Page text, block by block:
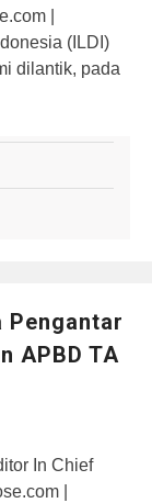
|
(ILDI)
dilantik, pada
Pengantar
APBD TA
In Chief
|